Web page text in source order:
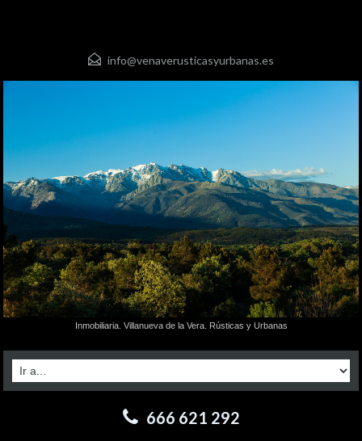
info@venaverusticasyurbanas.es
Inmobiliaria. Villanueva de la Vera. Rústicas y Urbanas
666 621 292